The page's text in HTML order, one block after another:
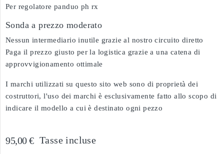
Per regolatore panduo ph rx
Sonda a prezzo moderato
Nessun intermediario inutile grazie al nostro circuito diretto
Paga il prezzo giusto per la logistica grazie a una catena di
approvvigionamento ottimale
I marchi utilizzati su questo sito web sono di proprietà dei
costruttori, l'uso dei marchi è esclusivamente fatto allo scopo di
indicare il modello a cui è destinato ogni pezzo
95,00 € Tasse incluse